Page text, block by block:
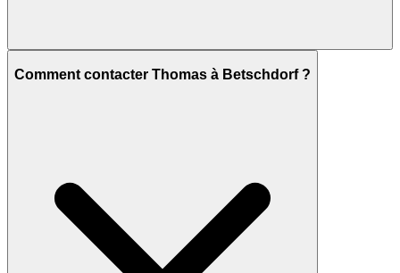
Comment contacter Thomas à Betschdorf ?